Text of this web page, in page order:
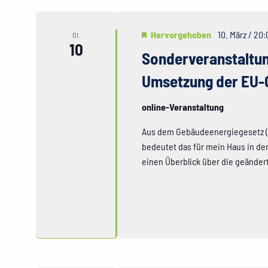
DI.
10
Umsetzung der
Hervorgehoben 10. März /
online-Veranstaltung
Aus dem Gebäudeenergiegesetz
bedeutet das für mein Haus in
einen Überblick über die